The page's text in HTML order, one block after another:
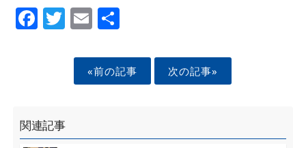
Facebook
Twitter
EmailShare
«前の記事 次の記事»
関連記事